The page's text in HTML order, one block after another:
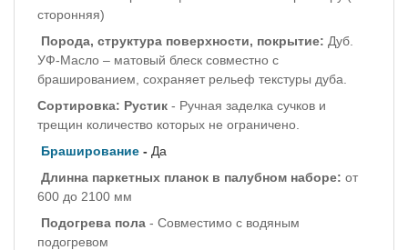
сторонняя)
Порода, структура поверхности, покрытие: Дуб.
УФ-Масло – матовый блеск совместно с
брашированием, сохраняет рельеф текстуры дуба.
Сортировка: Рустик - Ручная заделка сучков и
трещин количество которых не ограничено.
Браширование - Да
Длинна паркетных планок в палубном наборе: от
600 до 2100 мм
Подогрева пола - Совместимо с водяным
подогревом